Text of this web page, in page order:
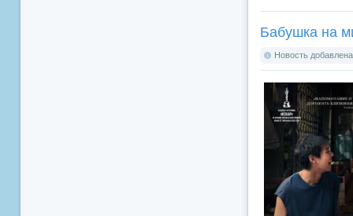
Бабушка на
Новость